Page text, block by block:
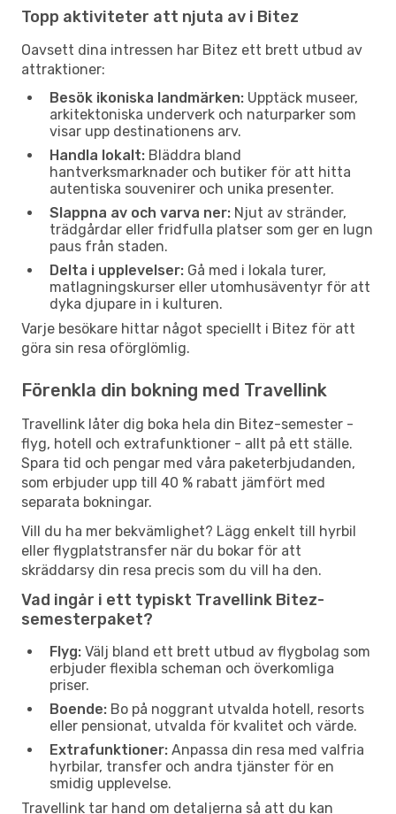
Topp aktiviteter att njuta av i Bitez
Oavsett dina intressen har Bitez ett brett utbud av
attraktioner:
Besök ikoniska landmärken: Upptäck museer,
arkitektoniska underverk och naturparker som
visar upp destinationens arv.
Handla lokalt: Bläddra bland
hantverksmarknader och butiker för att hitta
autentiska souvenirer och unika presenter.
Slappna av och varva ner: Njut av stränder,
trädgårdar eller fridfulla platser som ger en lugn
paus från staden.
Delta i upplevelser: Gå med i lokala turer,
matlagningskurser eller utomhusäventyr för att
dyka djupare in i kulturen.
Varje besökare hittar något speciellt i Bitez för att
göra sin resa oförglömlig.
Förenkla din bokning med Travellink
Travellink låter dig boka hela din Bitez-semester -
flyg, hotell och extrafunktioner - allt på ett ställe.
Spara tid och pengar med våra paketerbjudanden,
som erbjuder upp till 40 % rabatt jämfört med
separata bokningar.
Vill du ha mer bekvämlighet? Lägg enkelt till hyrbil
eller flygplatstransfer när du bokar för att
skräddarsy din resa precis som du vill ha den.
Vad ingår i ett typiskt Travellink Bitez-
semesterpaket?
Flyg: Välj bland ett brett utbud av flygbolag som
erbjuder flexibla scheman och överkomliga
priser.
Boende: Bo på noggrant utvalda hotell, resorts
eller pensionat, utvalda för kvalitet och värde.
Extrafunktioner: Anpassa din resa med valfria
hyrbilar, transfer och andra tjänster för en
smidig upplevelse.
Travellink tar hand om detaljerna så att du kan